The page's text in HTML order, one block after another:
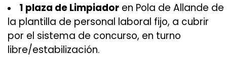
1 plaza de Limpiador en Pola de Allande de
la plantilla de personal laboral fijo, a cubrir
por el sistema de concurso, en turno
libre/estabilización.